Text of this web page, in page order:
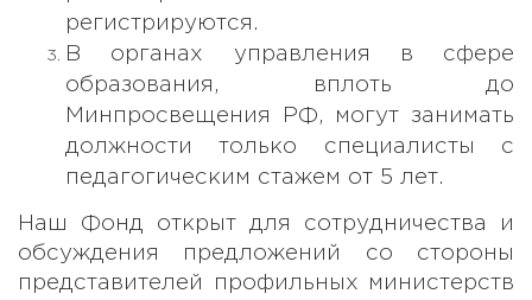
регистрируются.
В органах управления в сфере
образования, вплоть до
Минпросвещения РФ, могут занимать
должности только специалисты с
педагогическим стажем от 5 лет.
Наш Фонд открыт для сотрудничества и
обсуждения предложений со стороны
представителей профильных министерств